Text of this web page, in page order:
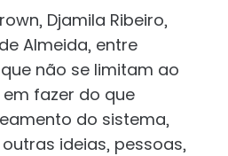
Djamila Ribeiro,
Almeida, entre
não se limitam ao
fazer do que
do sistema,
ideias, pessoas,